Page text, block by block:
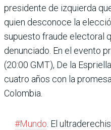
presidente de izquierda
quien desconoce la
supuesto fraude electoral
denunciado. En el evento
(20:00 GMT), De la
cuatro años con la
Colombia.
#Mundo . El